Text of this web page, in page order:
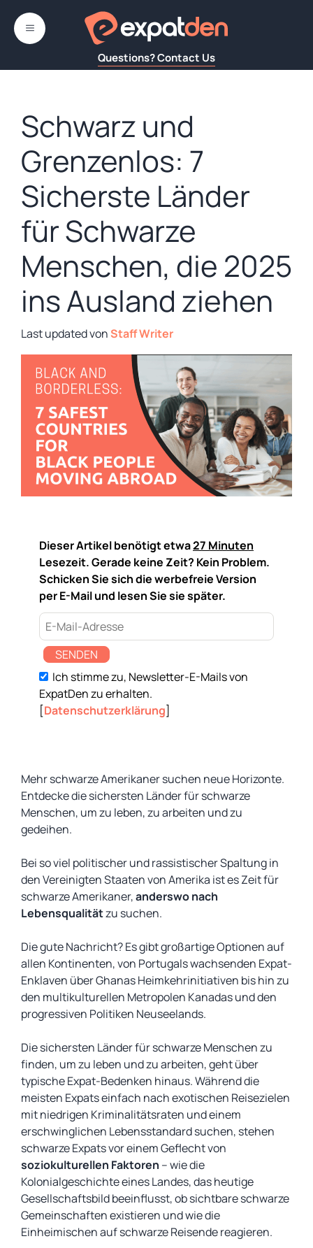
Inhalt
springen
Questions? Contact Us
MENÜ
Schwarz und
Grenzenlos: 7
Sicherste Länder
für Schwarze
Menschen, die 2025
ins Ausland ziehen
von Staff Writer
Dieser Artikel benötigt etwa27 Minuten
Lesezeit. Gerade keine Zeit? Kein Problem.
Schicken Sie sich die werbefreie Version
per E-Mail und lesen Sie sie später.
SENDEN
Ich stimme zu, Newsletter-E-Mails von
ExpatDen zu erhalten.
[Datenschutzerklärung]
Mehr schwarze Amerikaner suchen neue Horizonte.
Entdecke die sichersten Länder für schwarze
Menschen, um zu leben, zu arbeiten und zu
gedeihen.
Bei so viel politischer und rassistischer Spaltung in
den Vereinigten Staaten von Amerika ist es Zeit für
schwarze Amerikaner,anderswo nach
Lebensqualitätzu suchen.
Die gute Nachricht? Es gibt großartige Optionen auf
allen Kontinenten, von Portugals wachsenden Expat-
Enklaven über Ghanas Heimkehrinitiativen bis hin zu
den multikulturellen Metropolen Kanadas und den
progressiven Politiken Neuseelands.
Die sichersten Länder für schwarze Menschen zu
finden, um zu leben und zu arbeiten, geht über
typische Expat-Bedenken hinaus. Während die
meisten Expats einfach nach exotischen Reisezielen
mit niedrigen Kriminalitätsraten und einem
erschwinglichen Lebensstandard suchen, stehen
schwarze Expats vor einem Geflecht von
soziokulturellen Faktoren – wie die
Kolonialgeschichte eines Landes, das heutige
Gesellschaftsbild beeinflusst, ob sichtbare schwarze
Gemeinschaften existieren und wie die
Einheimischen auf schwarze Reisende reagieren.